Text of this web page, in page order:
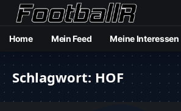
Home Mein Feed Meine Interessen
Schlagwort: HOF